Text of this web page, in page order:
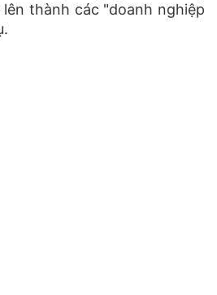
thành các "doanh nghiệp